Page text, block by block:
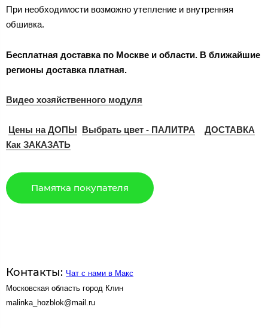
При необходимости возможно утепление и внутренняя
обшивка.
Бесплатная доставка по Москве и области. В ближайшие
регионы доставка платная.
Видео хозяйственного модуля
Цены на ДОПЫ Выбрать цвет - ПАЛИТРА
ДОСТАВКА
Как ЗАКАЗАТЬ
Памятка покупателя
Контакты: Чат с нами в Макс
Московская область город Клин
malinka_hozblok@mail.ru